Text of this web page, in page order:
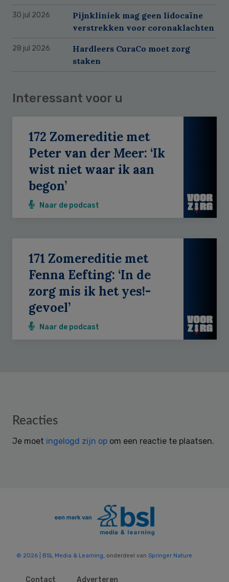
30 jul 2026
Pijnkliniek mag geen lidocaïne
verstrekken voor coronaklachten
28 jul 2026
Hardleers CuraCo moet zorg
staken
Interessant voor u
172 Zomereditie met
Peter van der Meer: ‘Ik
wist niet waar ik aan
begon’
Naar de podcast
171 Zomereditie met
Fenna Eefting: ‘In de
zorg mis ik het yes!-
gevoel’
Naar de podcast
Reader
Reacties
Je moet ingelogd zijn op om een reactie te plaatsen.
© 2026 | BSL Media & Learning, onderdeel van Springer Nature
Contact Adverteren